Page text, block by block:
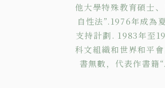
他大學特殊教育碩士
自性法”.1976年成為
支持計劃. 1983年至
科文組織和世界和平
書無數，代表作書籍